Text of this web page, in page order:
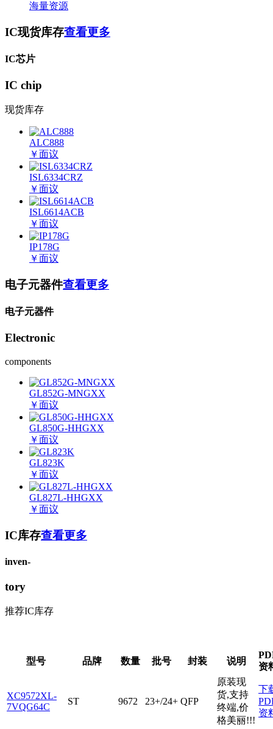
海量资源
IC现货库存查看更多
IC芯片
IC chip
现货库存
ALC888
￥面议
ISL6334CRZ
￥面议
ISL6614ACB
￥面议
IP178G
￥面议
电子元器件查看更多
电子元器件
Electronic
components
GL852G-MNGXX
￥面议
GL850G-HHGXX
￥面议
GL823K
￥面议
GL827L-HHGXX
￥面议
IC库存查看更多
inven-
tory
推荐IC库存
型号 品牌 数量 批号 封装 说明
资
XC9572XL-
7VQG64C
ST 9672 23+/24+ QFP
原装现
货,支持
终端,价
格美丽!!!
下
资